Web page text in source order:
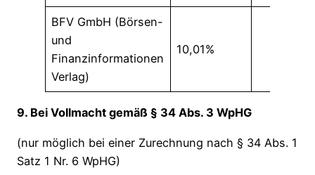
BFV GmbH (Börsen-
und
Finanzinformationen
Verlag)
10,01%
9. Bei Vollmacht gemäß § 34 Abs. 3 WpHG
(nur möglich bei einer Zurechnung nach § 34 Abs. 1
Satz 1 Nr. 6 WpHG)